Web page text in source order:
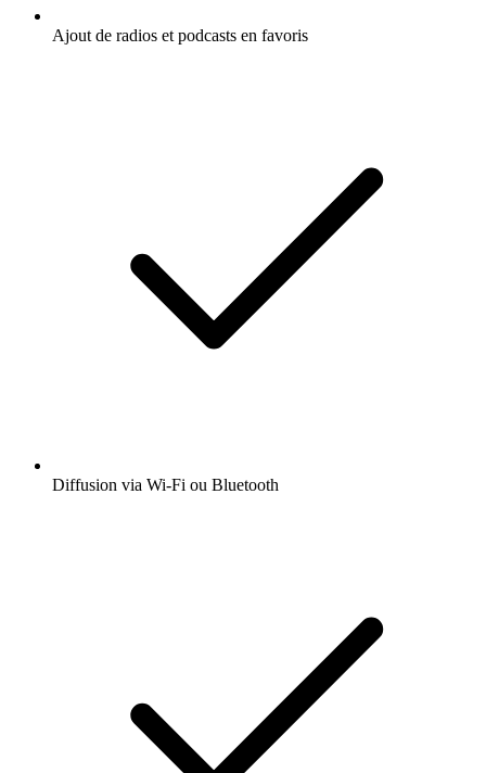
Ajout de radios et podcasts en favoris
Diffusion via Wi-Fi ou Bluetooth